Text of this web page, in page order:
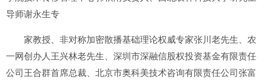
导师谢永生专
家教授、非对称加密散播基础理论权威专家张川老先生、农
一网创办人王兴林老先生、深圳市深融信股权投资基金有限责任
公司王合群首席总裁、北京市奥科美技术咨询有限责任公司张富